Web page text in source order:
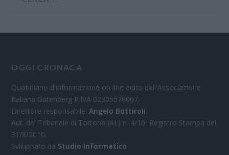
OGGI CRONACA
Quotidiano d'informazione on line edito dall'Associazione
Italiana Gutenberg P.IVA 02305570067.
Direttore responsabile:Angelo Bottiroli.
Aut. del Tribunale di Tortona (AL) n. 4/10, Registro Stampa del
31/8/2010.
Sviluppato da Studio Informatico